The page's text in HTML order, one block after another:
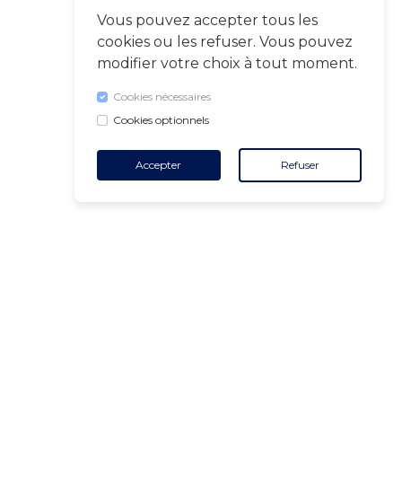
Vous pouvez accepter tous les
cookies ou les refuser. Vous pouvez
modifier votre choix à tout moment.
Cookies nécessaires
Cookies optionnels
Accepter Refuser